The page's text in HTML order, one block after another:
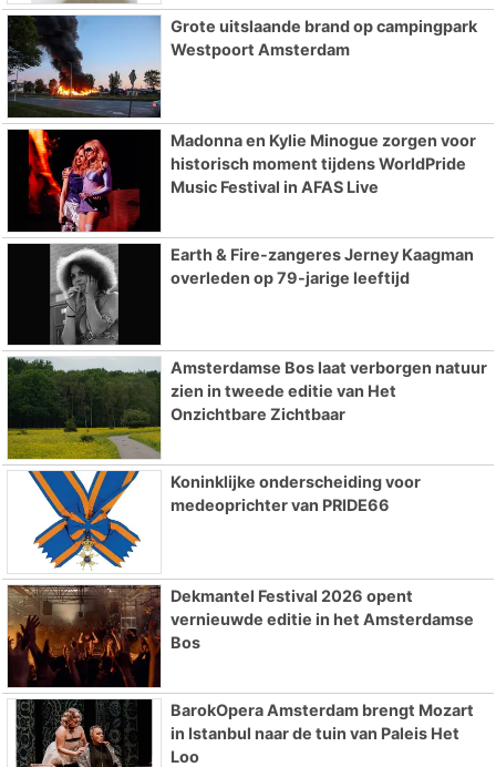
Grote uitslaande brand op campingpark
Westpoort Amsterdam
Madonna en Kylie Minogue zorgen voor
historisch moment tijdens WorldPride
Music Festival in AFAS Live
Earth & Fire-zangeres Jerney Kaagman
overleden op 79-jarige leeftijd
Amsterdamse Bos laat verborgen natuur
zien in tweede editie van Het
Onzichtbare Zichtbaar
Koninklijke onderscheiding voor
medeoprichter van PRIDE66
Dekmantel Festival 2026 opent
vernieuwde editie in het Amsterdamse
Bos
BarokOpera Amsterdam brengt Mozart
in Istanbul naar de tuin van Paleis Het
Loo